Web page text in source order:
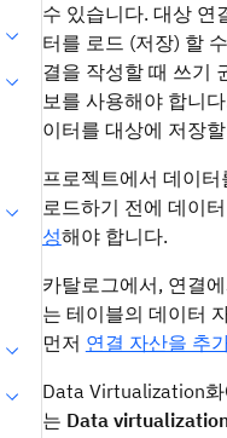
수 있습니다. 대상 연
터를 로드 (저장) 할
결을 작성할 때 쓰기
보를 사용해야 합니
이터를 대상에 저장
프로젝트에서 데이
로드하기 전에 데이
성해야 합니다.
카탈로그에서, 연결
는 테이블의 데이터
먼저 연결 자산을 추
Data Virtualization화
는 Data